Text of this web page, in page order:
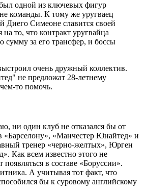
одной из ключевых фигур
команды. К тому же уругваец
Симеоне славится своей
то, что контракт уругвайца
сумму за его трансфер, и боссы
очень дружный коллектив.
не предложат 28-летнему
то помочь.
ни один клуб не отказался бы от
«Барселону», «Манчестер Юнайтед» и
тренер «черно-желтых», Юрген
Как всем известно этого не
в составе «Боруссии».
А учитывая тот факт, что
бы к суровому английскому